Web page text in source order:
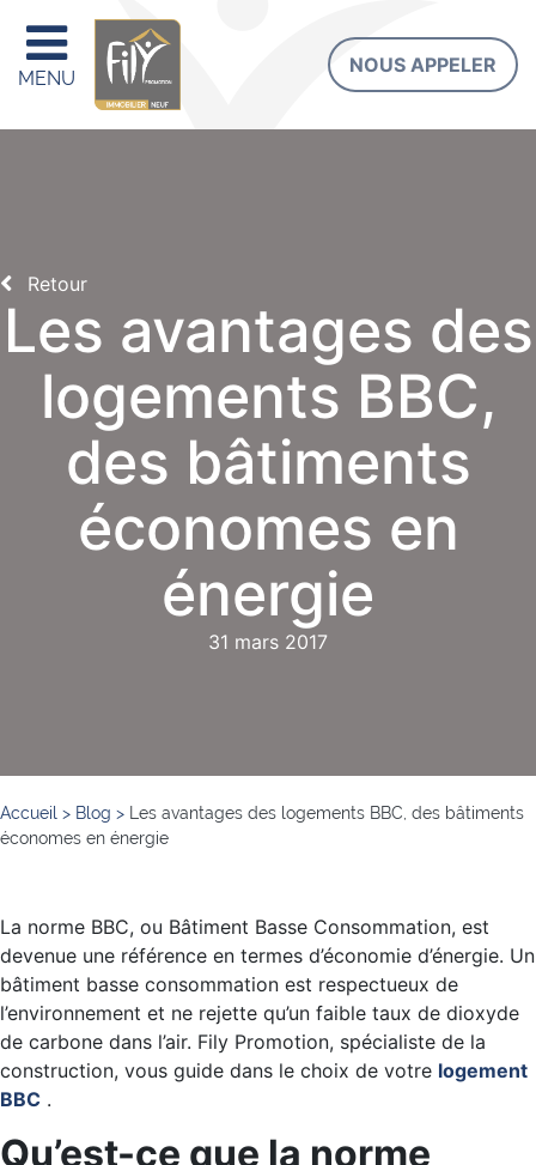
MENU
NOUS APPELER
Retour
Les avantages des
logements BBC,
des bâtiments
économes en
énergie
31 mars 2017
Accueil > Blog >
Les avantages des logements BBC, des bâtiments
économes en énergie
La norme BBC, ou Bâtiment Basse Consommation, est
devenue une référence en termes d’économie d’énergie. Un
bâtiment basse consommation est respectueux de
l’environnement et ne rejette qu’un faible taux de dioxyde
de carbone dans l’air. Fily Promotion, spécialiste de la
construction, vous guide dans le choix de votre logement
BBC .
Qu’est-ce que la norme